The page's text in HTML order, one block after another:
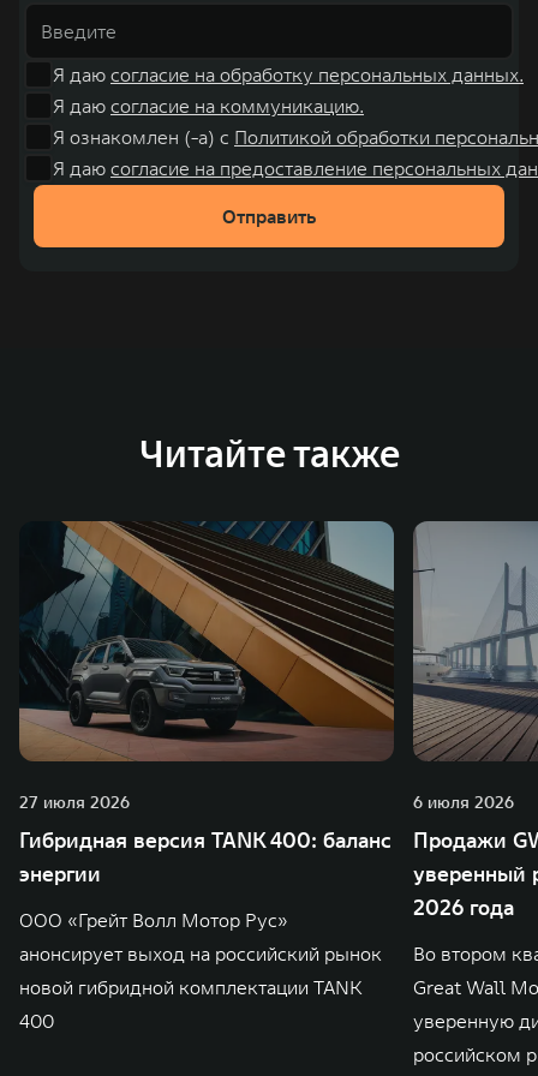
Я даю согласие на обработку персональных данных.
Я даю согласие на коммуникацию.
Я ознакомлен (-а) с Политикой обработки
Я даю согласие на предоставление персональных
Отправить
Читайте также
27 июля 2026
Гибридная версия TANK 400: баланс
энергии
ООО «Грейт Волл Мотор Рус»
анонсирует выход на российский рынок
новой гибридной комплектации TANK
400
6 июля 2026
Продажи
уверенный
2026 года
Во втором
Great Wall
уверенную
российском